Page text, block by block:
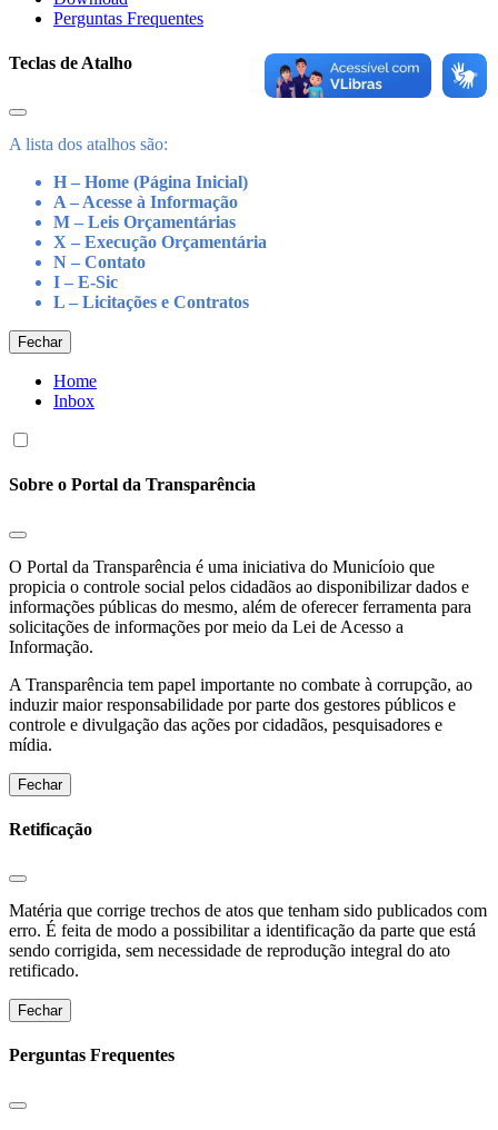
Perguntas Frequentes
Teclas de Atalho
A lista dos atalhos são:
H – Home (Página Inicial)
A – Acesse à Informação
M – Leis Orçamentárias
X – Execução Orçamentária
N – Contato
I – E-Sic
L – Licitações e Contratos
Fechar
Home
Inbox
Sobre o Portal da Transparência
O Portal da Transparência é uma iniciativa do Municíoio que
propicia o controle social pelos cidadãos ao disponibilizar dados e
informações públicas do mesmo, além de oferecer ferramenta para
solicitações de informações por meio da Lei de Acesso a
Informação.
A Transparência tem papel importante no combate à corrupção, ao
induzir maior responsabilidade por parte dos gestores públicos e
controle e divulgação das ações por cidadãos, pesquisadores e
mídia.
Fechar
Retificação
Matéria que corrige trechos de atos que tenham sido publicados com
erro. É feita de modo a possibilitar a identificação da parte que está
sendo corrigida, sem necessidade de reprodução integral do ato
retificado.
Fechar
Perguntas Frequentes